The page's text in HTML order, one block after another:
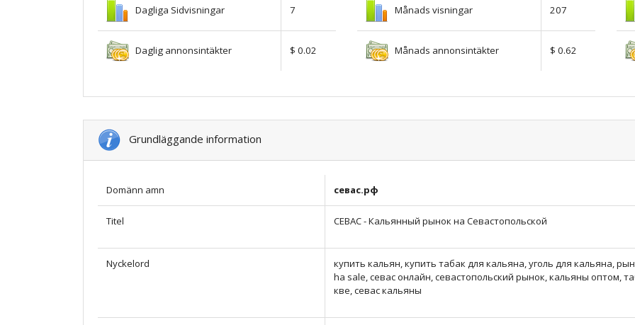
Dagliga Sidvisningar 7
Daglig annonsintäkter $ 0.02
Månads visningar 207
Månads annonsintäkter $ 0.62
Grundläggande information
Domänn amn севас.рф
Titel СЕВАС - Кальянный рынок на Севастопольской
Nyckelord
купить кальян, купить табак для кальяна, уголь для кальяна,
ha sale, севас онлайн, севастопольский рынок, кальяны оптом,
кве, севас кальяны